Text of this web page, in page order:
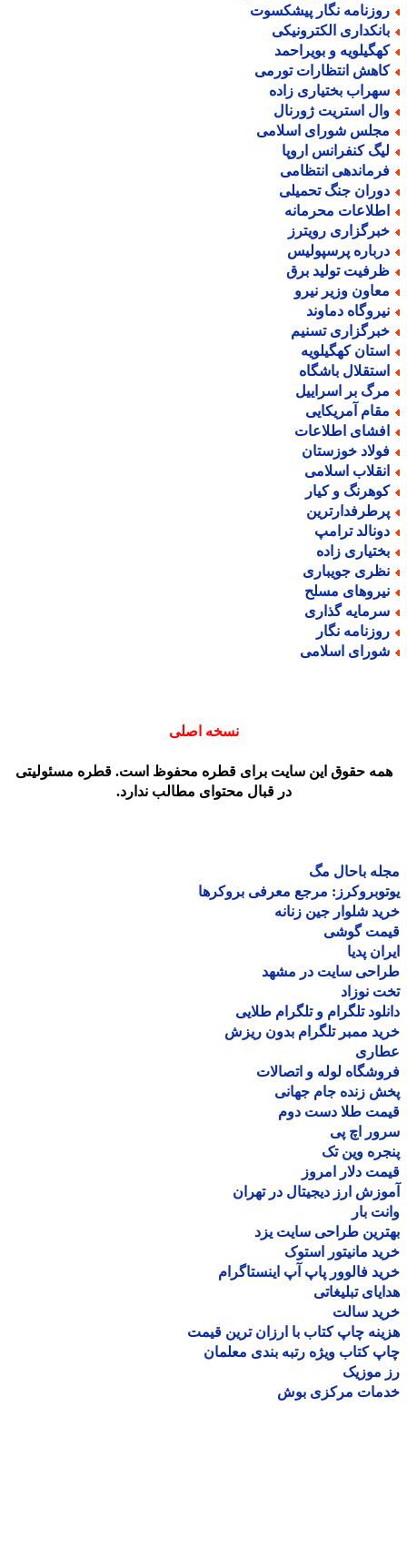
نگار پیشکسوت
الکترونیکی
و بویراحمد
انتظارات تورمی
بختیاری زاده
استریت ژورنال
شورای اسلامی
کنفرانس اروپا
انتظامی
جنگ تحمیلی
محرمانه
رویترز
پرسپولیس
تولید برق
وزیر نیرو
دماوند
تسنیم
کهگیلویه
باشگاه
بر اسراییل
آمریکایی
اطلاعات
خوزستان
اسلامی
و کیار
ترامپ
زاده
جویباری
مسلح
گذاری
نگار
اسلامی
نسخه اصلی
حقوق این سایت برای قطره محفوظ است. قطره مسئولیتی
در قبال محتوای مطالب ندارد.
باحال مگ
مرجع معرفی بروکرها
شلوار جین زنانه
گوشی
پدیا
سایت در مشهد
نوزاد
تلگرام و تلگرام طلایی
ممبر تلگرام بدون ریزش
لوله و اتصالات
زنده جام جهانی
طلا دست دوم
اچ پی
وین تک
دلار امروز
ارز دیجیتال در تهران
بار
طراحی سایت یزد
مانیتور استوک
فالوور پاپ آپ اینستاگرام
تبلیغاتی
سالت
چاپ کتاب با ارزان ترین قیمت
کتاب ویژه رتبه بندی معلمان
موزیک
مرکزی بوش